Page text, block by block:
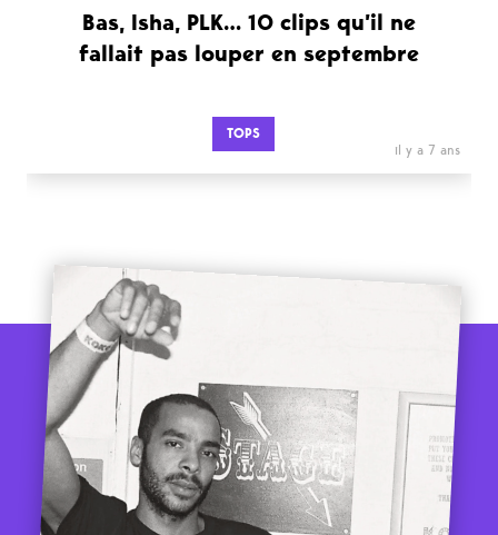
Bas, Isha, PLK… 10 clips qu’il ne
fallait pas louper en septembre
TOPS
il y a 7 ans